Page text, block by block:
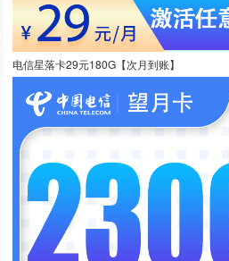
电信星落卡29元180G【次月到账】